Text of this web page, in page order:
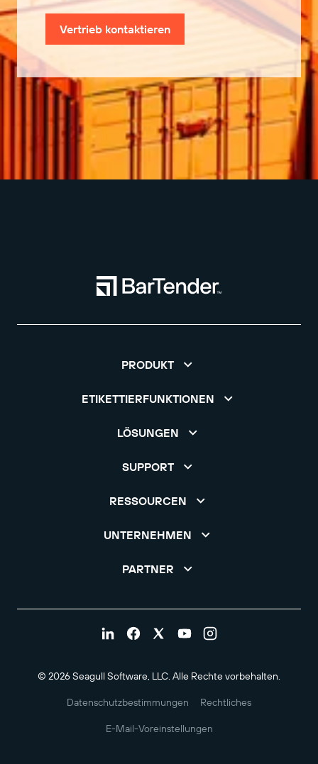
Vertrieb kontaktieren
PRODUKT
ETIKETTIERFUNKTIONEN
LÖSUNGEN
SUPPORT
RESSOURCEN
UNTERNEHMEN
PARTNER
© 2026 Seagull Software, LLC. Alle Rechte vorbehalten.
Datenschutzbestimmungen Rechtliches
E-Mail-Voreinstellungen